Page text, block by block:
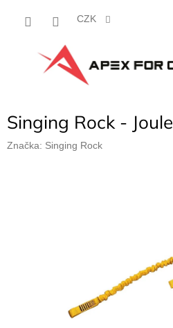
CZK
Singing Rock - Joule
Značka: Singing Rock